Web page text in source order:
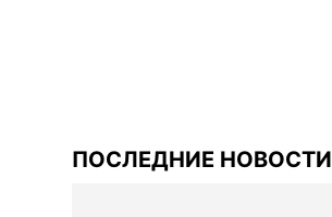
ПОСЛЕДНИЕ НОВОСТИ